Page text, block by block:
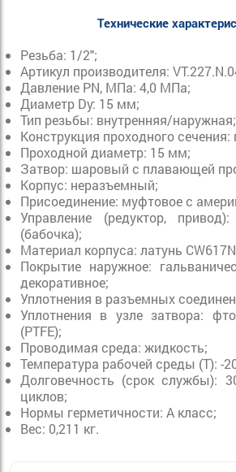
Технические
Резьба: 1/2";
Артикул производителя:
Давление PN, МПа: 4,0 МПа;
Диаметр Dy: 15 мм;
Тип резьбы: внутренняя/наружная;
Конструкция проходного
Проходной диаметр: 15 мм;
Затвор: шаровый с плавающей
Корпус: неразъемный;
Присоединение: муфтовое с
Управление (редуктор,
(бабочка);
Материал корпуса: латунь
Покрытие наружное:
декоративное;
Уплотнения в разъемных
Уплотнения в узле затвора:
(PTFE);
Проводимая среда: жидкость;
Температура рабочей среды (Т): -
Долговечность (срок службы):
циклов;
Нормы герметичности: A класс;
Вес: 0,211 кг.